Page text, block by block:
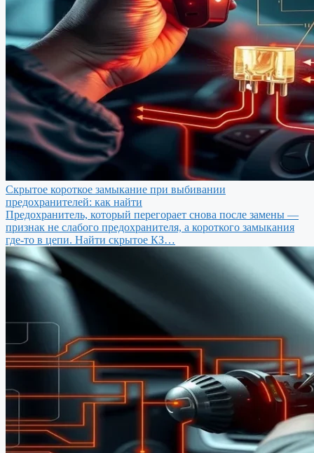
Скрытое короткое замыкание при выбивании
предохранителей: как найти
Предохранитель, который перегорает снова после замены —
признак не слабого предохранителя, а короткого замыкания
где-то в цепи. Найти скрытое КЗ…